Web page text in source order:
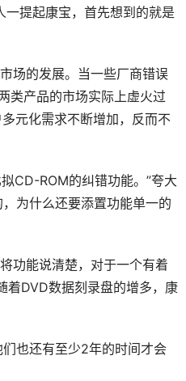
提起康宝，首先想到的就是
场的发展。当一些厂商错误
类产品的市场实际上虚火过
元化需求不断增加，反而不
ROM的纠错功能。”夸大
为什么还要添置功能单一的
能说清楚，对于一个有着
着DVD数据刻录盘的增多，康
也还有至少2年的时间才会